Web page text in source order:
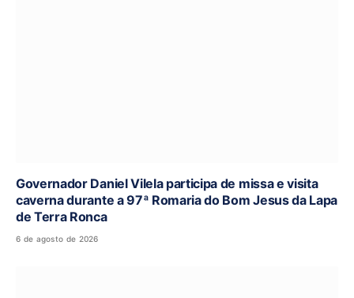
Governador Daniel Vilela participa de missa e visita
caverna durante a 97ª Romaria do Bom Jesus da Lapa
de Terra Ronca
6 de agosto de 2026